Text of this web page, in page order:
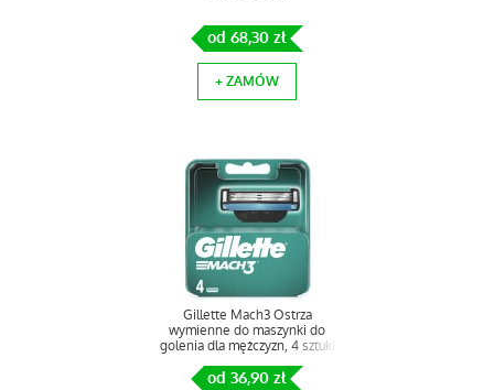
od 68,30 zł
+ ZAMÓW
Gillette Mach3 Ostrza
wymienne do maszynki do
golenia dla mężczyzn, 4 sztuki
od 36,90 zł